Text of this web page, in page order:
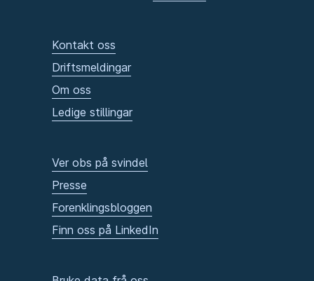
Kontakt oss
Driftsmeldingar
Om oss
Ledige stillingar
Ver obs på svindel
Presse
Forenklingsbloggen
Finn oss på LinkedIn